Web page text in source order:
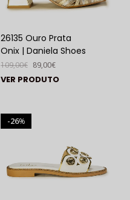
26135 Ouro Prata
Onix | Daniela Shoes
109,00€ 89,00€
VER PRODUTO
%
26